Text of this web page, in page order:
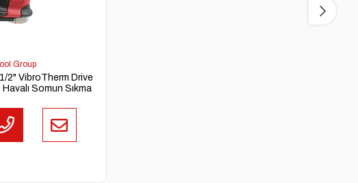
Group
2" VibroTherm Drive
Somun Sıkma